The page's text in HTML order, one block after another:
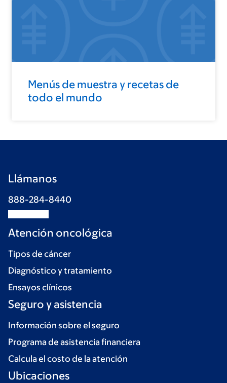
Menús de muestra y recetas de
todo el mundo
Llámanos
888-284-8440
Atención oncológica
Tipos de cáncer
Diagnóstico y tratamiento
Ensayos clínicos
Seguro y asistencia
Información sobre el seguro
Programa de asistencia financiera
Calcula el costo de la atención
Ubicaciones